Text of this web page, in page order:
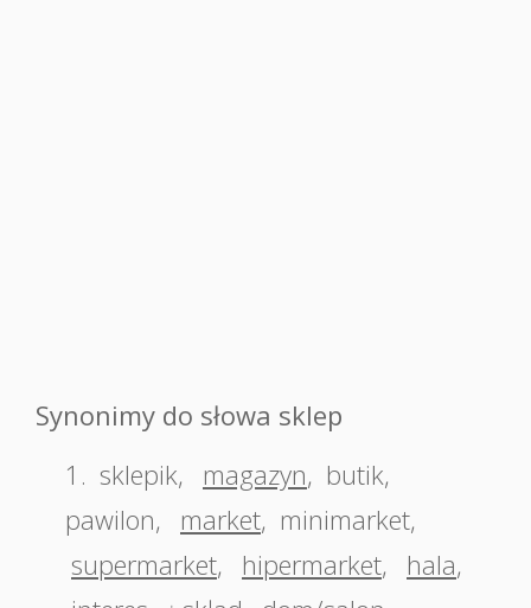
Synonimy do słowa sklep
1. sklepik, magazyn, butik,
pawilon, market, minimarket,
supermarket, hipermarket, hala,